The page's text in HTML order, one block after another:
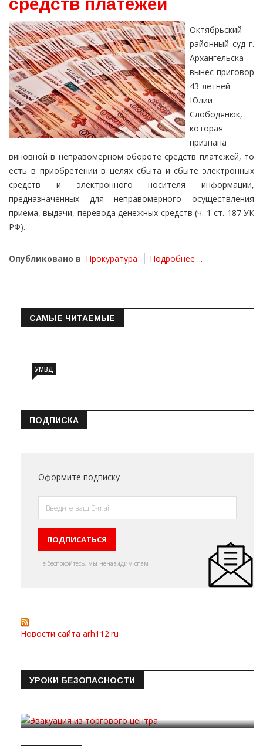
средств платежей
Октябрьский
районный суд г.
Архангельска
вынес приговор
43-летней
Юлии
Слободянюк,
которая
признана
виновной в неправомерном обороте средств платежей, то
есть в приобретении в целях сбыта и сбыте электронных
средств и электронного носителя информации,
предназначенных для неправомерного осуществления
приема, выдачи, перевода денежных средств (ч. 1 ст. 187 УК
РФ).
Опубликовано в Прокуратура Подробнее ...
САМЫЕ ЧИТАЕМЫЕ
УМВД
ПОДПИСКА
Оформите подписку
Не беспокойтесь, мы ненавидим спам
Новости сайта arh112.ru
УРОКИ БЕЗОПАСНОСТИ